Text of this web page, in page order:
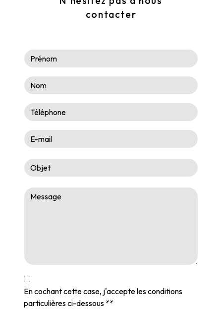
contacter
En cochant cette case, j'accepte les conditions
particulières ci-dessous **